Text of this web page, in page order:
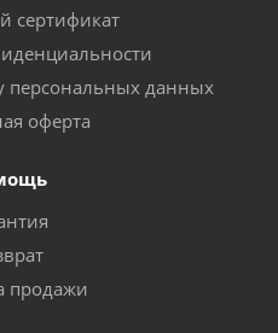
сертификат
персональных данных
оферта
продажи